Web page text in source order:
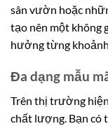
sân vườn hoặc
tạo nên một không
hưởng từng
Đa dạng mẫu
Trên thị trường
chất lượng. Bạn có